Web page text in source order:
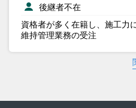
後継者不在
資格者が多く在籍し、施工力
維持管理業務の受注